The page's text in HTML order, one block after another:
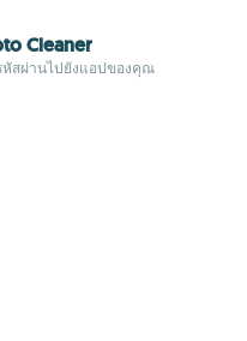
Cleaner
หัสผ่านไปยังแอปของคุณ